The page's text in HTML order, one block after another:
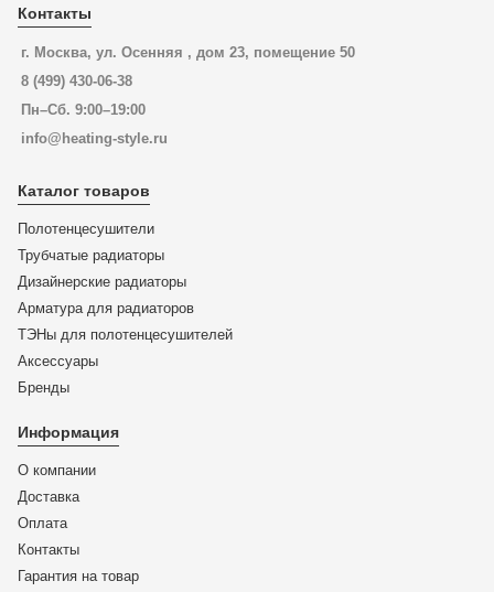
Контакты
г. Москва, ул. Осенняя , дом 23, помещение 50
8 (499) 430-06-38
Пн–Сб. 9:00–19:00
info@heating-style.ru
Каталог товаров
Полотенцесушители
Трубчатые радиаторы
Дизайнерские радиаторы
Арматура для радиаторов
ТЭНы для полотенцесушителей
Аксессуары
Бренды
Информация
О компании
Доставка
Оплата
Контакты
Гарантия на товар